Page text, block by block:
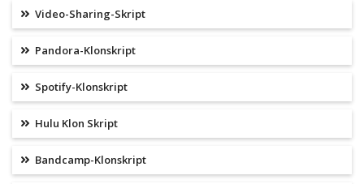
Video-Sharing-Skript
Pandora-Klonskript
Spotify-Klonskript
Hulu Klon Skript
Bandcamp-Klonskript